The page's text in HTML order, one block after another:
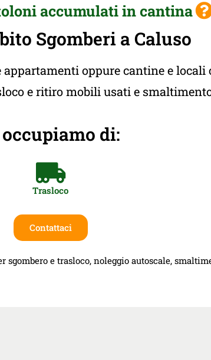
accumulati in cantina
Sgomberi a Caluso
appartamenti oppure cantine e
e ritiro mobili usati e
di:
Trasloco
Contattaci
sgombero e trasloco, noleggio autoscale,